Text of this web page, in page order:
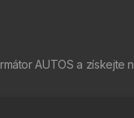
AUTOS a získejte